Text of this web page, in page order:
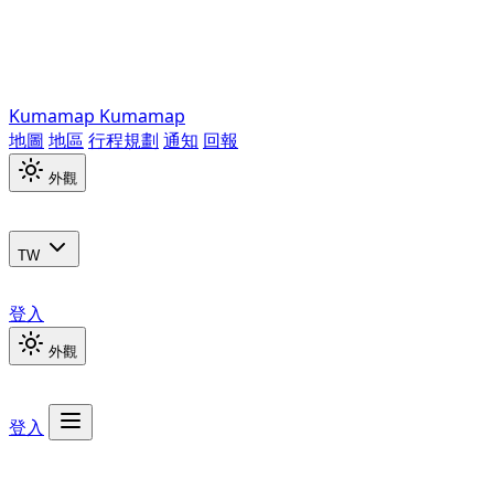
Kumamap Kumamap
地圖 地區 行程規劃 通知 回報
外觀
TW
登入
外觀
登入